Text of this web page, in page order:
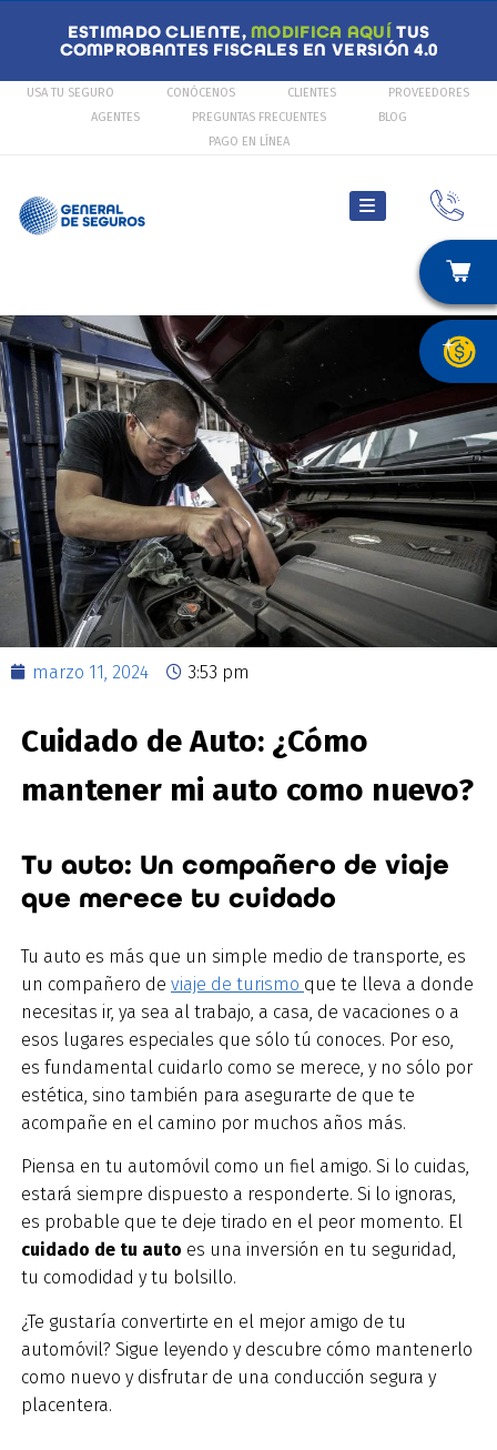
ESTIMADO CLIENTE, MODIFICA AQUÍ TUS
COMPROBANTES FISCALES EN VERSIÓN 4.0
USA TU SEGURO CONÓCENOS CLIENTES
PROVEEDORES
AGENTES
PREGUNTAS FRECUENTES
BLOG
PAGO EN LÍNEA
marzo 11, 2024 3:53 pm
Cuidado de Auto: ¿Cómo
mantener mi auto como nuevo?
Tu auto: Un compañero de viaje
que merece tu cuidado
Tu auto es más que un simple medio de transporte, es
un compañero de viaje de turismo que te lleva a donde
necesitas ir, ya sea al trabajo, a casa, de vacaciones o a
esos lugares especiales que sólo tú conoces. Por eso,
es fundamental cuidarlo como se merece, y no sólo por
estética, sino también para asegurarte de que te
acompañe en el camino por muchos años más.
Piensa en tu automóvil como un fiel amigo. Si lo cuidas,
estará siempre dispuesto a responderte. Si lo ignoras,
es probable que te deje tirado en el peor momento. El
cuidado de tu auto es una inversión en tu seguridad,
tu comodidad y tu bolsillo.
¿Te gustaría convertirte en el mejor amigo de tu
automóvil? Sigue leyendo y descubre cómo mantenerlo
como nuevo y disfrutar de una conducción segura y
placentera.